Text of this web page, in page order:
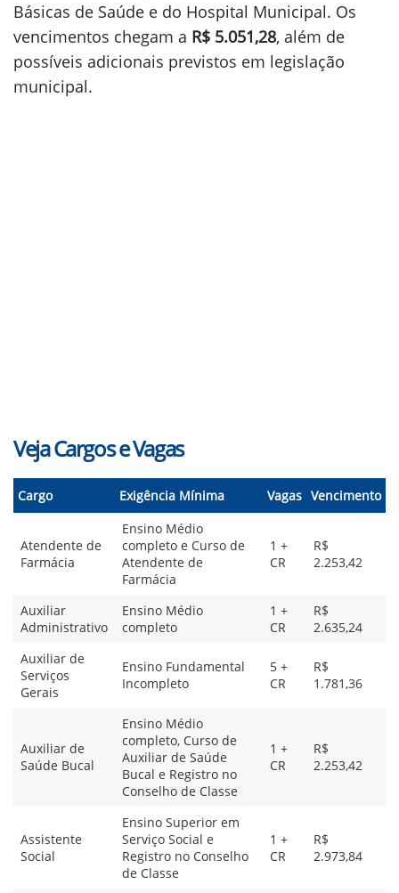
Básicas de Saúde e do Hospital Municipal. Os
vencimentos chegam a R$ 5.051,28, além de
possíveis adicionais previstos em legislação
municipal.
Veja Cargos e Vagas
Cargo Exigência Mínima Vagas Vencimento
Atendente de
Farmácia
Ensino Médio
completo e Curso de
Atendente de
Farmácia
1 +
CR
R$
2.253,42
Auxiliar
Administrativo
Ensino Médio
completo
1 +
CR
R$
2.635,24
Auxiliar de
Serviços
Gerais
Ensino Fundamental
Incompleto
5 +
CR
R$
1.781,36
Auxiliar de
Saúde Bucal
Ensino Médio
completo, Curso de
Auxiliar de Saúde
Bucal e Registro no
Conselho de Classe
1 +
CR
R$
2.253,42
Assistente
Social
Ensino Superior em
Serviço Social e
Registro no Conselho
de Classe
1 +
CR
R$
2.973,84